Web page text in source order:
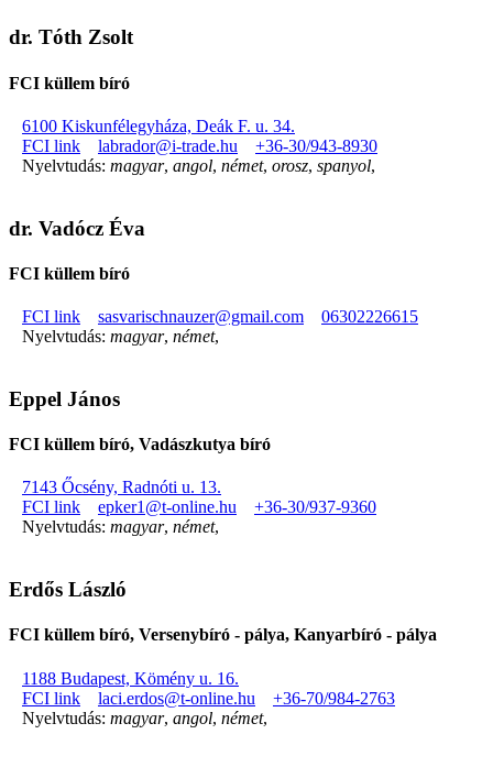
dr. Tóth Zsolt
FCI küllem bíró
6100 Kiskunfélegyháza, Deák F. u. 34.
FCI link
labrador@i-trade.hu
+36-30/943-8930
Nyelvtudás: magyar, angol, német, orosz, spanyol,
dr. Vadócz Éva
FCI küllem bíró
FCI link sasvarischnauzer@gmail.com
06302226615
Nyelvtudás: magyar, német,
Eppel János
FCI küllem bíró, Vadászkutya bíró
7143 Őcsény, Radnóti u. 13.
FCI link
epker1@t-online.hu
+36-30/937-9360
Nyelvtudás: magyar, német,
Erdős László
FCI küllem bíró, Versenybíró - pálya, Kanyarbíró - pálya
1188 Budapest, Kömény u. 16.
FCI link
laci.erdos@t-online.hu
+36-70/984-2763
Nyelvtudás: magyar, angol, német,